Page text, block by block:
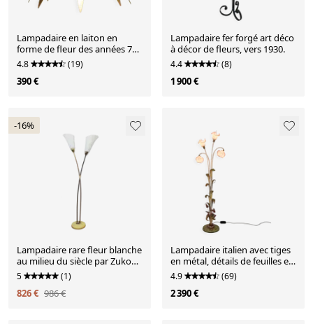
Lampadaire en laiton en
forme de fleur des années 70
vintage modernariato
4.8 (19)
390 €
Lampadaire fer forgé art déco
à décor de fleurs, vers 1930.
4.4 (8)
1 900 €
-16%
Lampadaire rare fleur blanche
au milieu du siècle par Zukov -
1960
5 (1)
826 € 986 €
Lampadaire italien avec tiges
en métal, détails de feuilles et
fleurs en verre de Murano
4.9 (69)
2 390 €